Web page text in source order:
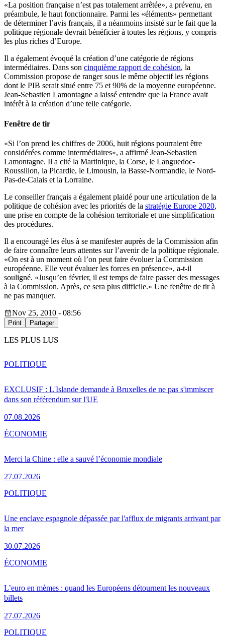
«La position française n’est pas totalement arrêtée», a prévenu, en
préambule, le haut fonctionnaire. Parmi les «éléments» permettant
de déterminer l’avis français, il a néanmoins insisté sur le fait que la
politique régionale devrait bénéficier à toutes les régions, y compris
les plus riches d’Europe.
Il a également évoqué la création d’une catégorie de régions
intermédiaires. Dans son cinquième rapport de cohésion, la
Commission propose de ranger sous le même objectif les régions
dont le PIB serait situé entre 75 et 90% de la moyenne européenne.
Jean-Sebastien Lamontagne a laissé entendre que la France avait
intérêt à la création d’une telle catégorie.
Fenêtre de tir
«Si l’on prend les chiffres de 2006, huit régions pourraient être
considérées comme intermédiaires», a affirmé Jean-Sebastien
Lamontagne. Il a cité la Martinique, la Corse, le Languedoc-
Roussillon, la Picardie, le Limousin, la Basse-Normandie, le Nord-
Pas-de-Calais et la Lorraine.
Le conseiller français a également plaidé pour une articulation de la
politique de cohésion avec les priorités de la stratégie Europe 2020,
une prise en compte de la cohésion territoriale et une simplification
des procédures.
Il a encouragé les élus à se manifester auprès de la Commission afin
de faire connaître leurs attentes sur l’avenir de la politique régionale.
«On est à un moment où l’on peut faire évoluer la Commission
européenne. Elle veut évaluer les forces en présence», a-t-il
souligné. «Jusqu’en février, il est temps de faire passer des messages
à la Commission. Après, ce sera plus difficile.» Une fenêtre de tir à
ne pas manquer.
Nov 25, 2010 - 08:56
Print Partager
LES PLUS LUS
EXCLUSIF : L'Islande demande à Bruxelles de ne pas s'immiscer
dans son référendum sur l'UE
07.08.2026
POLITIQUE
Merci la Chine : elle a sauvé l’économie mondiale
27.07.2026
ÉCONOMIE
Une enclave espagnole dépassée par l'afflux de migrants arrivant par
la mer
30.07.2026
POLITIQUE
L’euro en mèmes : quand les Européens détournent les nouveaux
billets
27.07.2026
ÉCONOMIE
POLITIQUE